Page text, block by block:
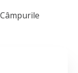
Câmpurile